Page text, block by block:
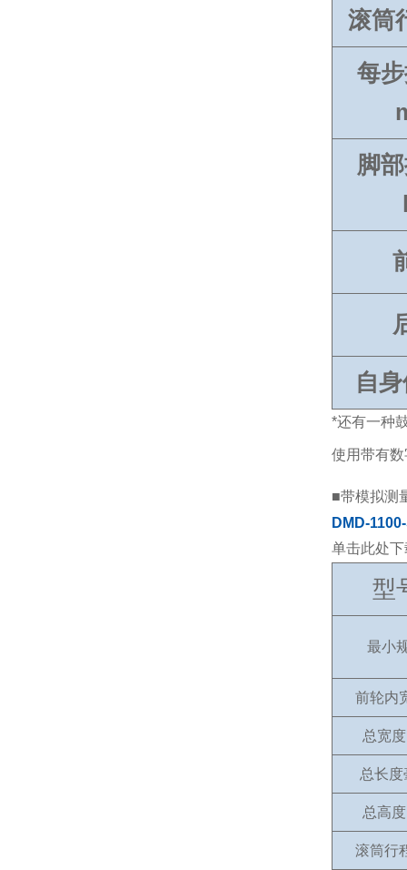
滚筒
每
脚
自
*还有一种
使用带有
■带模拟测
DMD-
单击此处
型
最小
前轮内
总宽
总长度
总高
滚筒行